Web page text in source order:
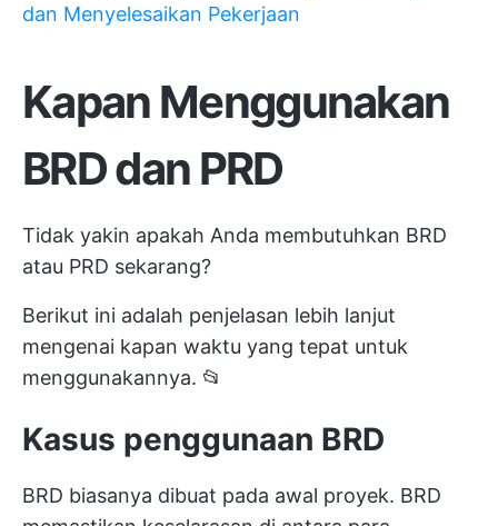
dan Menyelesaikan Pekerjaan
Kapan Menggunakan
BRD dan PRD
Tidak yakin apakah Anda membutuhkan BRD
atau PRD sekarang?
Berikut ini adalah penjelasan lebih lanjut
mengenai kapan waktu yang tepat untuk
menggunakannya. 📂
Kasus penggunaan BRD
BRD biasanya dibuat pada awal proyek. BRD